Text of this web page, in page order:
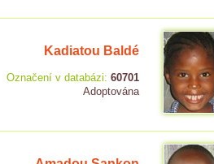
Kadiatou Baldé
Označení v databázi: 60701
Adoptována